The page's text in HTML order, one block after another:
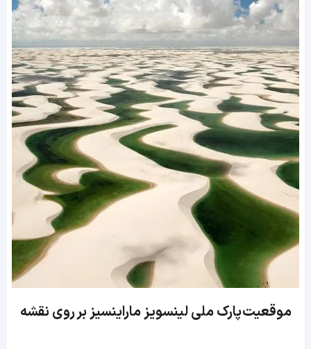
موقعیت پارک ملی لینسویز ماراینسیز بر روی نقشه